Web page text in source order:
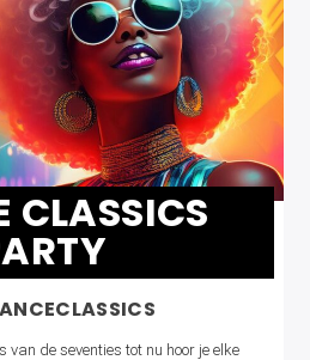
CLASSICS
de seventies tot nu hoor je elke